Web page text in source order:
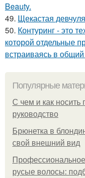
Beauty.
49. Щекастая
50. Контуринг - это
которой отдельные
встраиваясь в общий
Популярные
С чем и как носить
руководство
Брюнетка в
свой внешний вид
русые волосы: